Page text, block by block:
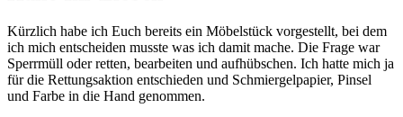
Kürzlich habe ich Euch bereits ein Möbelstück vorgestellt, bei dem
ich mich entscheiden musste was ich damit mache. Die Frage war
Sperrmüll oder retten, bearbeiten und aufhübschen. Ich hatte mich ja
für die Rettungsaktion entschieden und Schmiergelpapier, Pinsel
und Farbe in die Hand genommen.